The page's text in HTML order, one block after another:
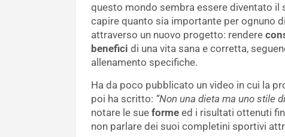
questo mondo sembra essere diventato
capire quanto sia importante per ognuno
attraverso un nuovo progetto: rendere
benefici di una vita sana e corretta,
allenamento specifiche.
Ha da poco pubblicato un video in cui la
poi ha scritto: “Non una dieta ma uno stile
notare le sue forme ed i risultati ottenuti
non parlare dei suoi completini sportivi